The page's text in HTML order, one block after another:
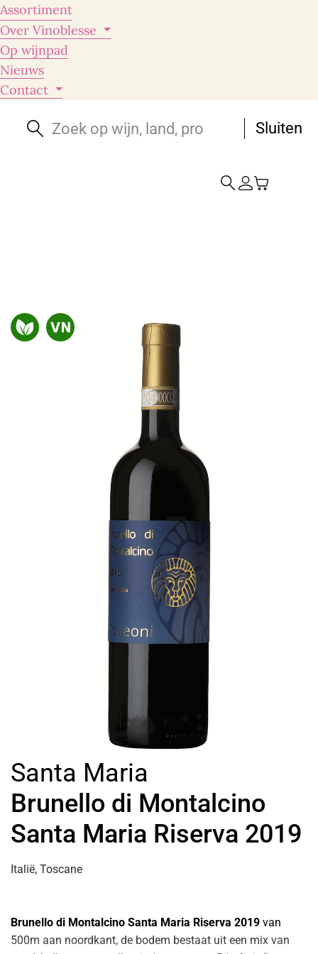
Assortiment
Over Vinoblesse
Op wijnpad
Nieuws
Contact
Sluiten
Santa Maria
Brunello di Montalcino
Santa Maria Riserva 2019
Italië, Toscane
Brunello di Montalcino Santa Maria Riserva 2019 van
500m aan noordkant, de bodem bestaat uit een mix van